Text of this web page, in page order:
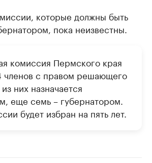
которые должны быть
пока неизвестны.
комиссия Пермского края
членов с правом решающего
них назначается
еще семь – губернатором.
будет избран на пять лет.